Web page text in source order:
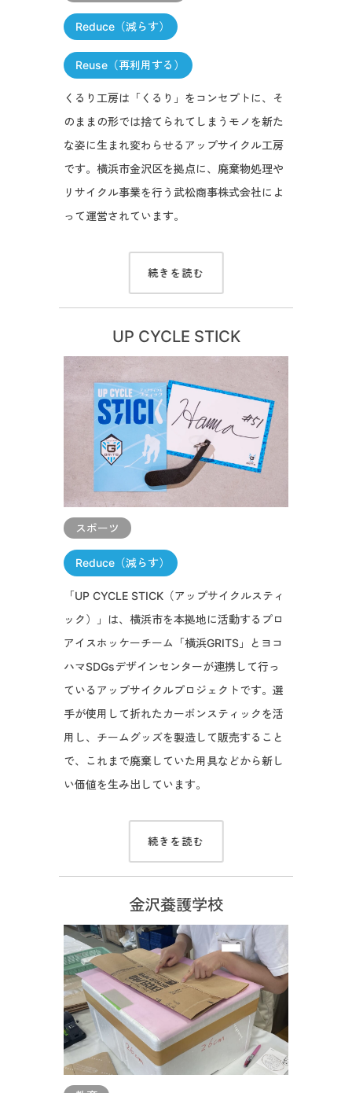
Reduce（減らす）
Reuse（再利用する）
くるり工房は「くるり」をコンセプトに、そ
のままの形では捨てられてしまうモノを新た
な姿に生まれ変わらせるアップサイクル工房
です。横浜市金沢区を拠点に、廃棄物処理や
リサイクル事業を行う武松商事株式会社によ
って運営されています。
続きを読む
UP CYCLE STICK
スポーツ
Reduce（減らす）
「UP CYCLE STICK（アップサイクルスティ
ック）」は、横浜市を本拠地に活動するプロ
アイスホッケーチーム「横浜GRITS」とヨコ
ハマSDGsデザインセンターが連携して行っ
ているアップサイクルプロジェクトです。選
手が使用して折れたカーボンスティックを活
用し、チームグッズを製造して販売すること
で、これまで廃棄していた用具などから新し
い価値を生み出しています。
続きを読む
金沢養護学校